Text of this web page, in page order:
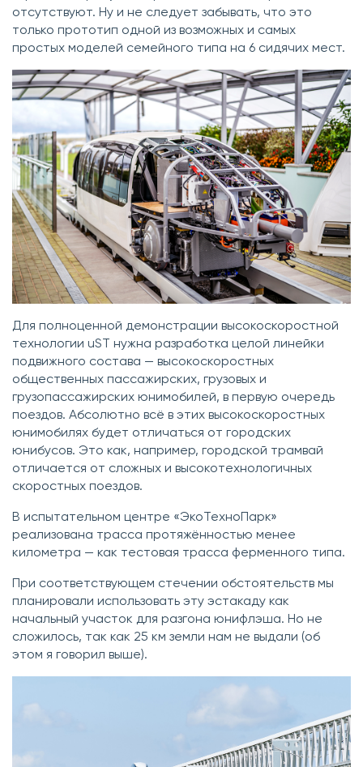
отсутствуют. Ну и не следует забывать, что это
только прототип одной из возможных и самых
простых моделей семейного типа на 6 сидячих мест.
Для полноценной демонстрации высокоскоростной
технологии uST нужна разработка целой линейки
подвижного состава — высокоскоростных
общественных пассажирских, грузовых и
грузопассажирских юнимобилей, в первую очередь
поездов. Абсолютно всё в этих высокоскоростных
юнимобилях будет отличаться от городских
юнибусов. Это как, например, городской трамвай
отличается от сложных и высокотехнологичных
скоростных поездов.
В испытательном центре «ЭкоТехноПарк»
реализована трасса протяжённостью менее
километра — как тестовая трасса ферменного типа.
При соответствующем стечении обстоятельств мы
планировали использовать эту эстакаду как
начальный участок для разгона юнифлэша. Но не
сложилось, так как 25 км земли нам не выдали (об
этом я говорил выше).